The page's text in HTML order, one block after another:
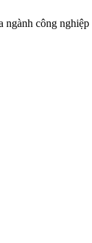
ngành công nghiệp